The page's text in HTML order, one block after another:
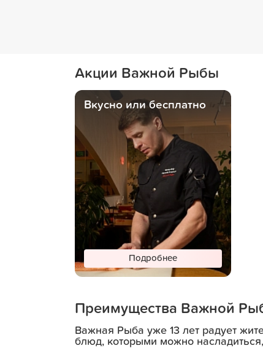
Акции Важной Рыбы
Вкусно или бесплатно
Подробнее
В поддержку важных
лап
Преимущества Важной
Важная Рыба уже 13 лет радует
блюд, которыми можно